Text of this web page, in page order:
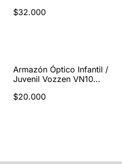
$32.000
Armazón Óptico Infantil /
Juvenil Vozzen VN10
16-140
$20.000